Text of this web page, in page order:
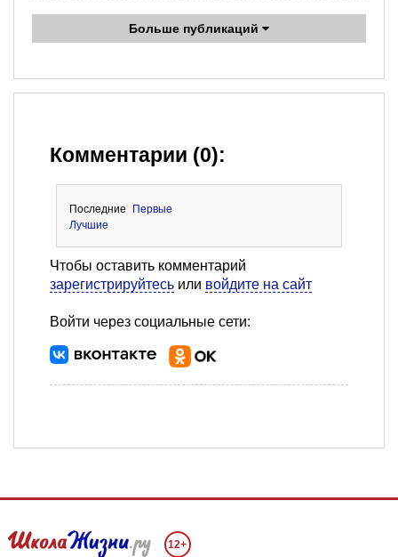
Больше публикаций
Комментарии (0):
Последние
Первые
Лучшие
Чтобы оставить комментарий
зарегистрируйтесь или войдите на сайт
Войти через социальные сети:
12+